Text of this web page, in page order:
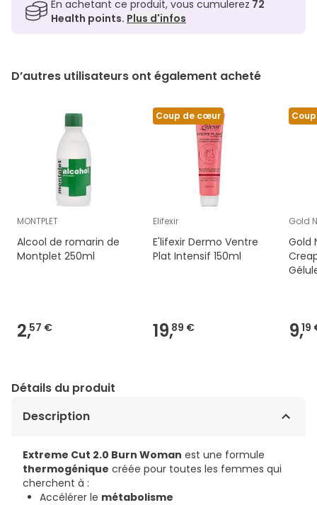
En achetant ce produit, vous cumulerez 72
Health points. Plus d'infos
D’autres utilisateurs ont également acheté
MONTPLET
Alcool de romarin de
Montplet 250ml
2,57 €
Coup de cœur
Elifexir
E'lifexir Dermo Ventre
Plat Intensif 150ml
19,89 €
Gold
Gold
9,19
Détails du produit
Description
Extreme Cut 2.0 Burn Woman est une formule
thermogénique créée pour toutes les femmes qui
cherchent à :
Accélérer le métabolisme